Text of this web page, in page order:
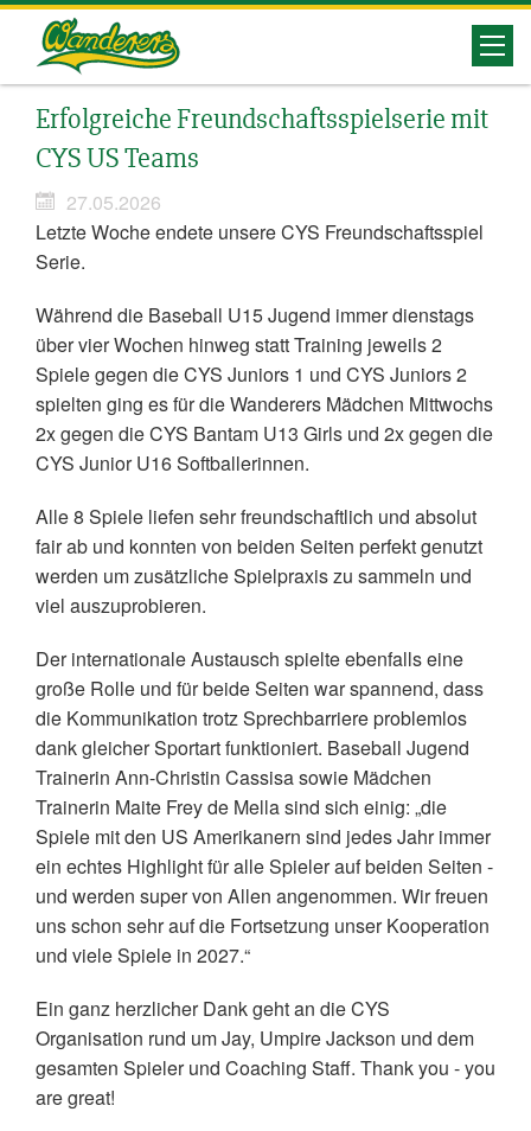
Herrenberg
Wanderers
Erfolgreiche Freundschaftsspielserie mit
CYS US Teams
27.05.2026
Letzte Woche endete unsere CYS Freundschaftsspiel
Serie.
Während die Baseball U15 Jugend immer dienstags
über vier Wochen hinweg statt Training jeweils 2
Spiele gegen die CYS Juniors 1 und CYS Juniors 2
spielten ging es für die Wanderers Mädchen Mittwochs
2x gegen die CYS Bantam U13 Girls und 2x gegen die
CYS Junior U16 Softballerinnen.
Alle 8 Spiele liefen sehr freundschaftlich und absolut
fair ab und konnten von beiden Seiten perfekt genutzt
werden um zusätzliche Spielpraxis zu sammeln und
viel auszuprobieren.
Der internationale Austausch spielte ebenfalls eine
große Rolle und für beide Seiten war spannend, dass
die Kommunikation trotz Sprechbarriere problemlos
dank gleicher Sportart funktioniert. Baseball Jugend
Trainerin Ann-Christin Cassisa sowie Mädchen
Trainerin Maite Frey de Mella sind sich einig: „die
Spiele mit den US Amerikanern sind jedes Jahr immer
ein echtes Highlight für alle Spieler auf beiden Seiten -
und werden super von Allen angenommen. Wir freuen
uns schon sehr auf die Fortsetzung unser Kooperation
und viele Spiele in 2027.“
Ein ganz herzlicher Dank geht an die CYS
Organisation rund um Jay, Umpire Jackson und dem
gesamten Spieler und Coaching Staff. Thank you - you
are great!